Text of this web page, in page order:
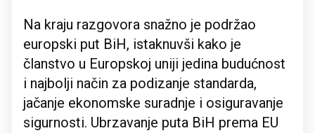
Na kraju razgovora snažno je podržao
europski put BiH, istaknuvši kako je
članstvo u Europskoj uniji jedina budućnost
i najbolji način za podizanje standarda,
jačanje ekonomske suradnje i osiguravanje
sigurnosti. Ubrzavanje puta BiH prema EU